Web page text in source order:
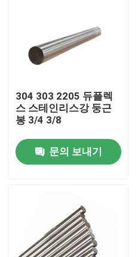
제품
304 303 2205 듀플렉
스 스테인리스강 둥근
봉 3/4 3/8
문의 보내기